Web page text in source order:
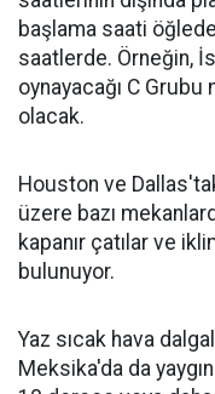
başlama saati
saatlerde. Örneğin,
oynayacağı C Grubu
olacak.
Houston ve
üzere bazı
kapanır çatılar ve
bulunuyor.
Yaz sıcak hava
Meksika'da da